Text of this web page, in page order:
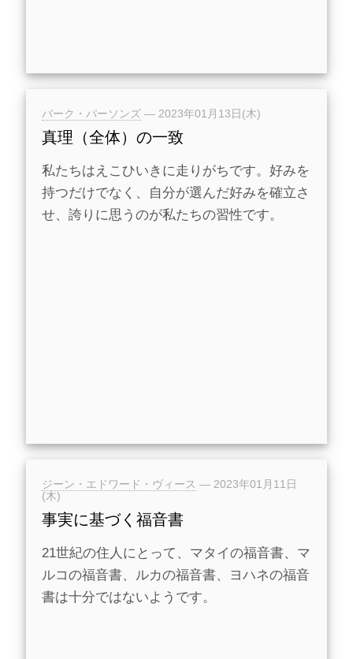
バーク・パーソンズ — 2023年01月13日(木)
真理（全体）の一致
私たちはえこひいきに走りがちです。好みを
持つだけでなく、自分が選んだ好みを確立さ
せ、誇りに思うのが私たちの習性です。
ジーン・エドワード・ヴィース — 2023年01月11日
(木)
事実に基づく福音書
21世紀の住人にとって、マタイの福音書、マ
ルコの福音書、ルカの福音書、ヨハネの福音
書は十分ではないようです。